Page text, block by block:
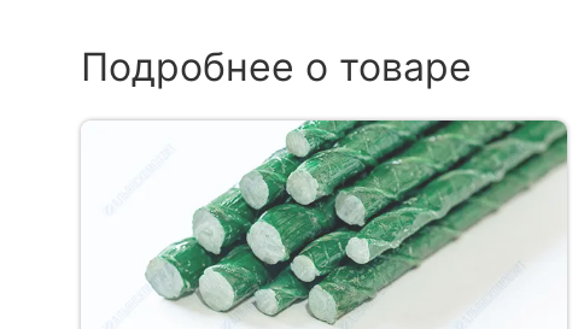
Подробнее о товаре